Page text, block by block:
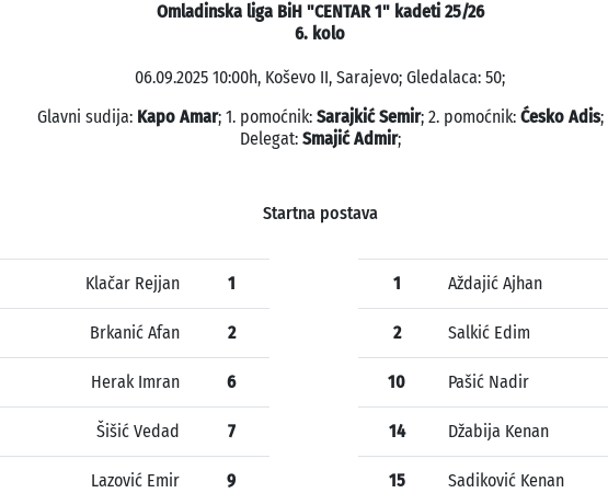
Omladinska liga BiH "CENTAR 1" kadeti 25/26
6. kolo
06.09.2025 10:00h, Koševo II, Sarajevo; Gledalaca: 50;
Glavni sudija: Kapo Amar; 1. pomoćnik: Sarajkić Semir; 2. pomoćnik: Ćesko Adis;
Delegat: Smajić Admir;
Startna postava
Klačar Rejjan 1
Brkanić Afan 2
Herak Imran 6
Šišić Vedad 7
Lazović Emir 9
1 Aždajić Ajhan
2 Salkić Edim
10 Pašić Nadir
14 Džabija Kenan
15 Sadiković Kenan